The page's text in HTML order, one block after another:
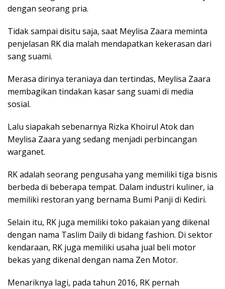
dengan seorang pria.
Tidak sampai disitu saja, saat Meylisa Zaara meminta
penjelasan RK dia malah mendapatkan kekerasan dari
sang suami.
Merasa dirinya teraniaya dan tertindas, Meylisa Zaara
membagikan tindakan kasar sang suami di media
sosial.
Lalu siapakah sebenarnya Rizka Khoirul Atok dan
Meylisa Zaara yang sedang menjadi perbincangan
warganet.
RK adalah seorang pengusaha yang memiliki tiga bisnis
berbeda di beberapa tempat. Dalam industri kuliner, ia
memiliki restoran yang bernama Bumi Panji di Kediri.
Selain itu, RK juga memiliki toko pakaian yang dikenal
dengan nama Taslim Daily di bidang fashion. Di sektor
kendaraan, RK juga memiliki usaha jual beli motor
bekas yang dikenal dengan nama Zen Motor.
Menariknya lagi, pada tahun 2016, RK pernah